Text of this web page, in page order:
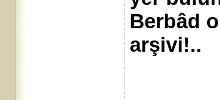
Berbâd
arşivi!..